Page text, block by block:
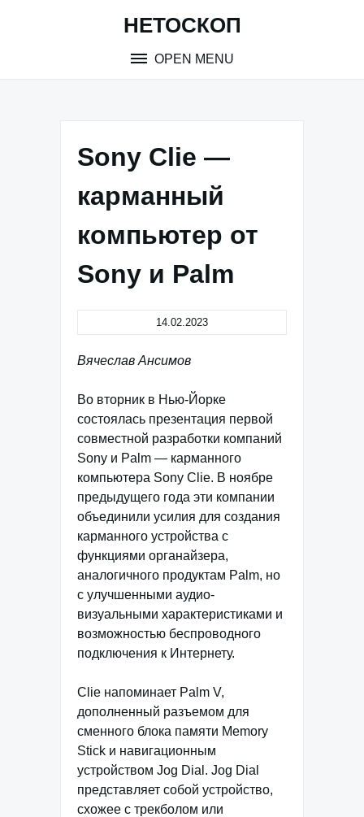
НЕТОСКОП
OPEN MENU
Sony Clie —
карманный
компьютер от
Sony и Palm
14.02.2023
Вячеслав Ансимов
Во вторник в Нью-Йорке
состоялась презентация первой
совместной разработки компаний
Sony и Palm — карманного
компьютера Sony Clie. В ноябре
предыдущего года эти компании
объединили усилия для создания
карманного устройства с
функциями органайзера,
аналогичного продуктам Palm, но
с улучшенными аудио-
визуальными характеристиками и
возможностью беспроводного
подключения к Интернету.
Clie напоминает Palm V,
дополненный разъемом для
сменного блока памяти Memory
Stick и навигационным
устройством Jog Dial. Jog Dial
представляет собой устройство,
схожее с трекболом или